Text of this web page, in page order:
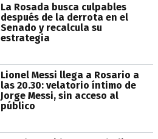
La Rosada busca culpables
después de la derrota en el
Senado y recalcula su
estrategia
Lionel Messi llega a Rosario a
las 20.30: velatorio íntimo de
Jorge Messi, sin acceso al
público